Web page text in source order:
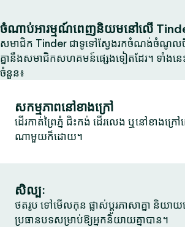
ចំណាប់អារម្មណ៍ពេញនិយមនៅលើ
សមាជិក Tinder ជាទូទៅស្វែងរកចំណង់ចំណូលចិ
គ្នានឹងសមាជិកសហគមន៍ផ្សេងទៀតដែរ។ ទាំងន
ចំនួន៖
សកម្មភាពនៅខាងក្រៅ
ដើរកាត់ព្រៃភ្នំ ជិះកង់ ដើរលេង ឬនៅខាង
ណាមួយក៏ដោយ។
សិល្បៈ
ថតរូប ទៅមើលកុន ផ្លាស់ប្តូរភាសាគ្នា និយា
ប្រធានបទសម្រាប់ឱ្យអ្នកនិយាយគ្នាបាន។